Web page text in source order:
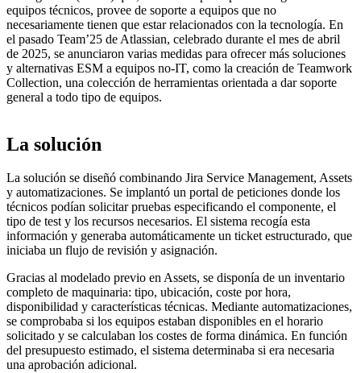
equipos técnicos, provee de soporte a equipos que no
necesariamente tienen que estar relacionados con la tecnología. En
el pasado Team’25 de Atlassian, celebrado durante el mes de abril
de 2025, se anunciaron varias medidas para ofrecer más soluciones
y alternativas ESM a equipos no-IT, como la creación de Teamwork
Collection, una colección de herramientas orientada a dar soporte
general a todo tipo de equipos.
La solución
La solución se diseñó combinando Jira Service Management, Assets
y automatizaciones. Se implantó un portal de peticiones donde los
técnicos podían solicitar pruebas especificando el componente, el
tipo de test y los recursos necesarios. El sistema recogía esta
información y generaba automáticamente un ticket estructurado, que
iniciaba un flujo de revisión y asignación.
Gracias al modelado previo en Assets, se disponía de un inventario
completo de maquinaria: tipo, ubicación, coste por hora,
disponibilidad y características técnicas. Mediante automatizaciones,
se comprobaba si los equipos estaban disponibles en el horario
solicitado y se calculaban los costes de forma dinámica. En función
del presupuesto estimado, el sistema determinaba si era necesaria
una aprobación adicional.